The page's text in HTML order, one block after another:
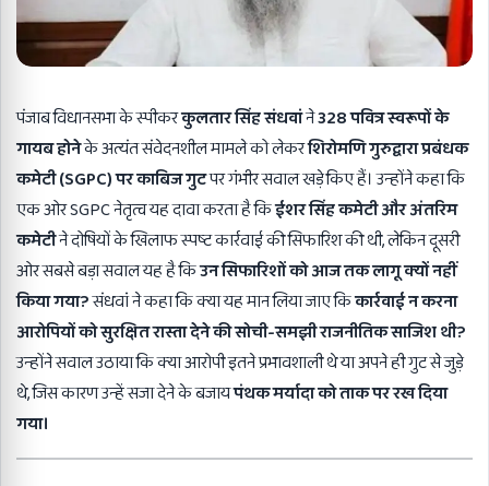
पंजाब विधानसभा के स्पीकरकुलतार सिंह संधवांने328 पवित्र स्वरूपों के
गायब होनेके अत्यंत संवेदनशील मामले को लेकरशिरोमणि गुरुद्वारा प्रबंधक
कमेटी (SGPC) पर काबिज गुटपर गंभीर सवाल खड़े किए हैं। उन्होंने कहा कि
एक ओर SGPC नेतृत्व यह दावा करता है किईशर सिंह कमेटी और अंतरिम
कमेटीने दोषियों के खिलाफ स्पष्ट कार्रवाई की सिफारिश की थी, लेकिन दूसरी
ओर सबसे बड़ा सवाल यह है किउन सिफारिशों को आज तक लागू क्यों नहीं
किया गया?संधवां ने कहा कि क्या यह मान लिया जाए किकार्रवाई न करना
आरोपियों को सुरक्षित रास्ता देने की सोची-समझी राजनीतिक साजिश थी?
उन्होंने सवाल उठाया कि क्या आरोपी इतने प्रभावशाली थे या अपने ही गुट से जुड़े
थे, जिस कारण उन्हें सजा देने के बजायपंथक मर्यादा को ताक पर रख दिया
गया।